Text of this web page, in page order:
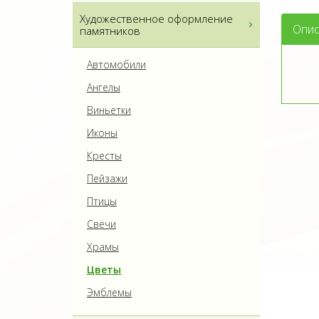
Художественное оформление
памятников
Автомобили
Ангелы
Виньетки
Иконы
Кресты
Пейзажи
Птицы
Свечи
Храмы
Цветы
Эмблемы